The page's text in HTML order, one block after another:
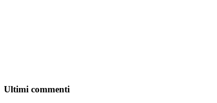
Ultimi commenti